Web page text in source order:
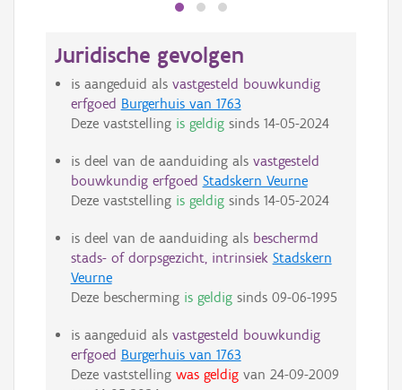
Juridische gevolgen
is aangeduid als vastgesteld bouwkundig
erfgoed Burgerhuis van 1763
Deze vaststelling is geldigsinds 14-05-2024
is deel van de aanduiding als vastgesteld
bouwkundig erfgoed Stadskern Veurne
Deze vaststelling is geldigsinds 14-05-2024
is deel van de aanduiding als beschermd
stads- of dorpsgezicht, intrinsiek Stadskern
Veurne
Deze bescherming is geldigsinds 09-06-1995
is aangeduid als vastgesteld bouwkundig
erfgoed Burgerhuis van 1763
Deze vaststelling was geldigvan 24-09-2009